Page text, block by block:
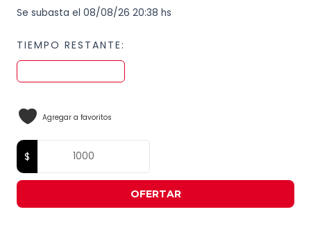
Se subasta el 08/08/26 20:38 hs
TIEMPO RESTANTE:
Agregar a favoritos
OFERTAR